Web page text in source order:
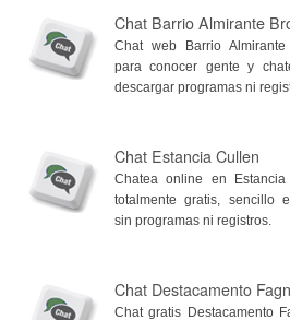
Chat Barrio Almirante
Chat web Barrio Almirante
para conocer gente y
descargar programas ni
Chat Estancia Cullen
Chatea online en Estancia
totalmente gratis, sencillo
sin programas ni registros.
Chat Destacamento
Chat gratis Destacamento